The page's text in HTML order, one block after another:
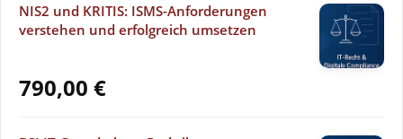
NIS2 und KRITIS: ISMS-Anforderungen
verstehen und erfolgreich umsetzen
790,00 €